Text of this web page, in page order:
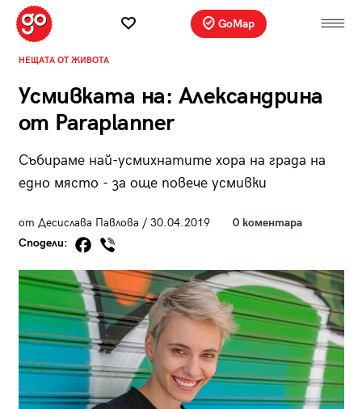
GoMap
НЕЩАТА ОТ ЖИВОТА
Усмивката на: Александрина
от Paraplanner
Събираме най-усмихнатите хора на града на
едно място - за още повече усмивки
от Десислава Павлова / 30.04.2019
0 коментара
Сподели: